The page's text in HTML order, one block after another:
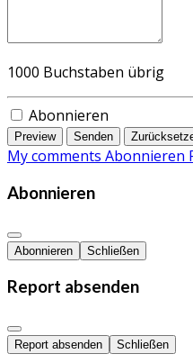
1000 Buchstaben übrig
Abonnieren
Preview Senden
My comments Abonnieren
Abonnieren
Abonnieren Schließen
Report absenden
Report absenden Schließen